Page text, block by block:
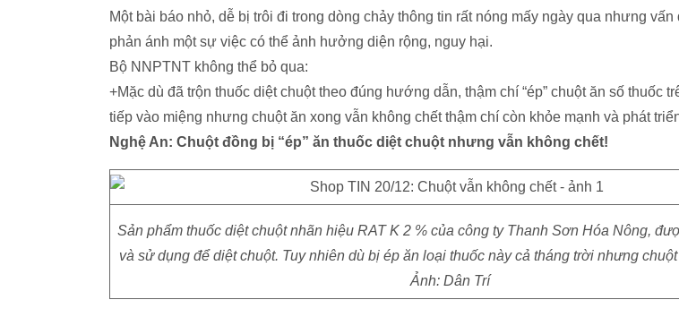
Một bài báo nhỏ, dễ bị trôi đi trong dòng chảy thông tin rất nóng mấy ngày qua nhưng vấn
phản ánh một sự việc có thể ảnh hưởng diện rộng, nguy hại.
Bộ NNPTNT không thể bỏ qua:
+Mặc dù đã trộn thuốc diệt chuột theo đúng hướng dẫn, thậm chí “ép” chuột ăn số thuốc
tiếp vào miệng nhưng chuột ăn xong vẫn không chết thậm chí còn khỏe mạnh và phát
Nghệ An: Chuột đồng bị “ép” ăn thuốc diệt chuột nhưng vẫn không chết!
Sản phẩm thuốc diệt chuột nhãn hiệu RAT K 2 % của công ty Thanh Sơn Hóa Nông,
và sử dụng để diệt chuột. Tuy nhiên dù bị ép ăn loại thuốc này cả tháng trời nhưng
Ảnh: Dân Trí